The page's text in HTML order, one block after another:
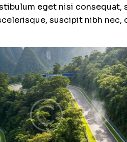
eget nisi consequat,
suscipit nibh nec,